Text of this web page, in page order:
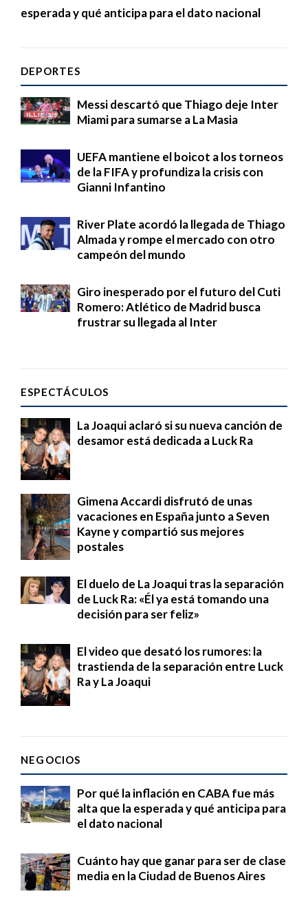
esperada y qué anticipa para el dato nacional
DEPORTES
Messi descartó que Thiago deje Inter
Miami para sumarse a La Masia
UEFA mantiene el boicot a los torneos
de la FIFA y profundiza la crisis con
Gianni Infantino
River Plate acordó la llegada de Thiago
Almada y rompe el mercado con otro
campeón del mundo
Giro inesperado por el futuro del Cuti
Romero: Atlético de Madrid busca
frustrar su llegada al Inter
ESPECTÁCULOS
La Joaqui aclaró si su nueva canción de
desamor está dedicada a Luck Ra
Gimena Accardi disfrutó de unas
vacaciones en España junto a Seven
Kayne y compartió sus mejores
postales
El duelo de La Joaqui tras la separación
de Luck Ra: «Él ya está tomando una
decisión para ser feliz»
El video que desató los rumores: la
trastienda de la separación entre Luck
Ra y La Joaqui
NEGOCIOS
Por qué la inflación en CABA fue más
alta que la esperada y qué anticipa para
el dato nacional
Cuánto hay que ganar para ser de clase
media en la Ciudad de Buenos Aires